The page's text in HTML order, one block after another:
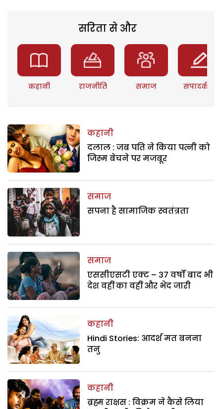
सरिता से और
कहानी राजनीति समाज संपादकीय
कहानी
दलाल : जब पति ने किया पत्नी को
जिस्म बेचने पर मजबूर
समाज
सपना है सामाजिक स्वतंत्रता
समाज
एससीएसटी एक्ट – 37 वर्षों बाद भी
देश वहीं का वहीं और भेद जारी
कहानी
Hindi Stories: आदर्श मत बनना
तनु
कहानी
ब्रह्म राक्षस : विक्रम ने कैसे लिया